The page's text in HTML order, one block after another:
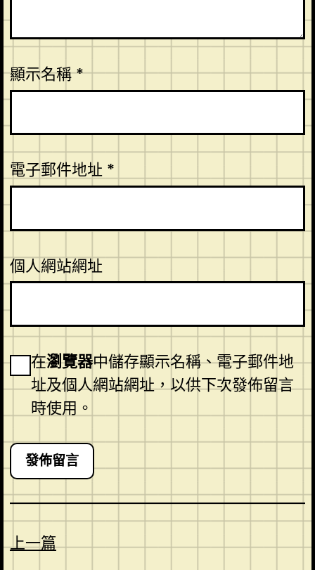
顯示名稱*
電子郵件地址 *
個人網站網址
在瀏覽器中儲存顯示名稱、電子郵件地
址及個人網站網址，以供下次發佈留言
時使用。
上一篇